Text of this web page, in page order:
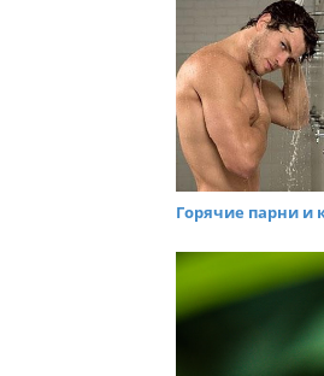
Горячие парни и